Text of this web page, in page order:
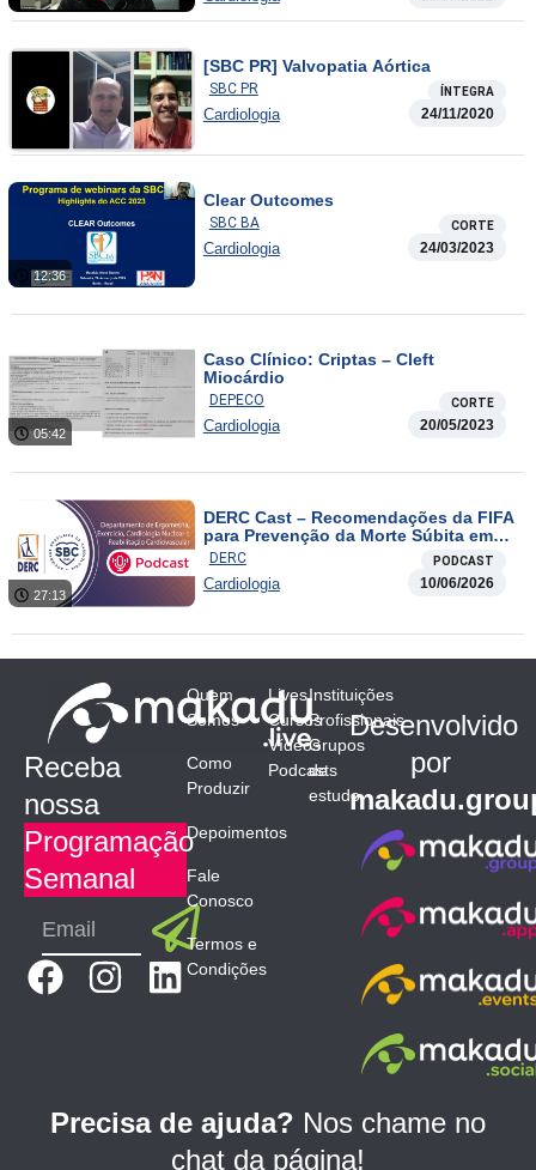
[SBC PR] Valvopatia Aórtica
SBC PR ÍNTEGRA
Cardiologia 24/11/2020
12:36
Clear Outcomes
SBC BA CORTE
Cardiologia 24/03/2023
05:42
Caso Clínico: Criptas – Cleft
Miocárdio
DEPECO CORTE
Cardiologia 20/05/2023
27:13
DERC Cast – Recomendações da FIFA
para Prevenção da Morte Súbita em
Jogadores Profissionais (18 anos ou
mais)
DERC PODCAST
Cardiologia 10/06/2026
Receba
nossa
Programação
Semanal
Email Submit
F
b
I
a
L
e
d
Quem
Somos
Como
Produzir
Depoimentos
Fale
Conosco
Termos e
Condições
Lives
Cursos
Vídeos
Podcasts
Instituições
Profissionais
Grupos
de
estudo
Desenvolvido
por
Precisa de ajuda? Nos chame no
chat da página!